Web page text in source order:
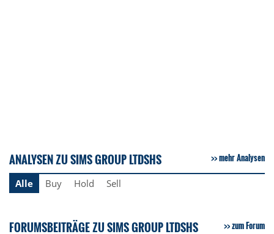
ANALYSEN ZU SIMS GROUP LTDSHS mehr Analysen
Alle Buy Hold Sell
FORUMSBEITRÄGE ZU SIMS GROUP LTDSHS zum Forum